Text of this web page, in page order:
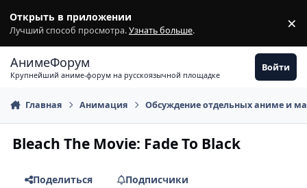
Открыть в приложении
Лучший способ просмотра.Узнать больше. ×
АнимеФорум
Крупнейший аниме-форум на русскоязычной площадке
Войти
Главная Анимация Обсуждение отдельных аниме и
Bleach The Movie: Fade To Black
Поделиться Подписчики